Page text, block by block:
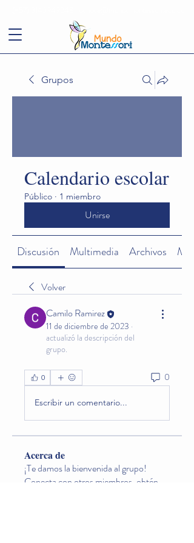
Grupos
Calendario escolar
Público · 1 miembro
Unirse
Discusión Multimedia Archivos
Volver
Camilo Ramirez
11 de diciembre de 2023 ·
actualizó la descripción del
grupo.
0 0
Escribir un comentario...
Acerca de
¡Te damos la bienvenida al grupo!
Conecta con otros miembros, obtén